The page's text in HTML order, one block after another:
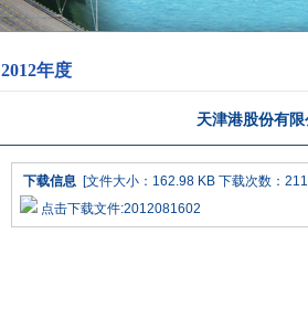
2012年度
天津港股份有
下载信息[文件大小：162.98 KB 下载次数：
点击下载文件:2012081602